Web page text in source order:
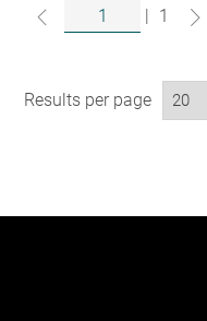
1
Results per page